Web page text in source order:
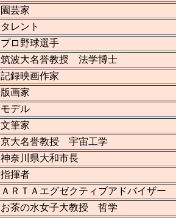
園芸家
タレント
プロ野球選手
筑波大名誉教授 法学博士
記録映画作家
版画家
モデル
文筆家
京大名誉教授 宇宙工学
神奈川県大和市長
指揮者
ＡＲＴＡエグゼクティブアドバイザー
お茶の水女子大教授 哲学